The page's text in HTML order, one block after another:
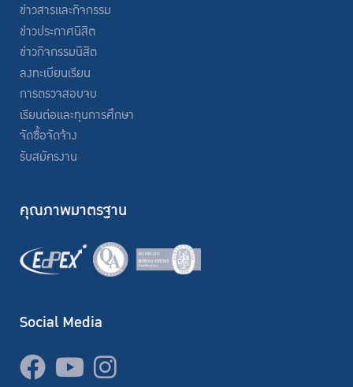
ข่าวสารและกิจกรรม
ข่าวประกาศนิสิต
ข่าวกิจกรรมนิสิต
ลงทะเบียนเรียน
การตรวจสอบจบ
เรียนต่อและทุนการศึกษา
จัดซื้อจัดจ้าง
รับสมัครงาน
คุณภาพมาตรฐาน
Social Media